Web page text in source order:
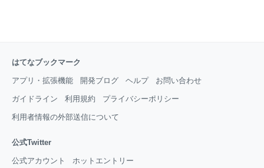
はてなブックマーク
アプリ・拡張機能 開発ブログ ヘルプ お問い合わせ
ガイドライン 利用規約 プライバシーポリシー
利用者情報の外部送信について
公式Twitter
公式アカウント ホットエントリー